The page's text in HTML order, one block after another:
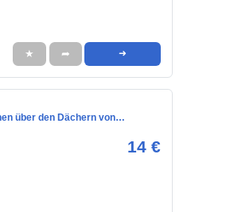
★ ➦ ➜
über den Dächern von…
14 €